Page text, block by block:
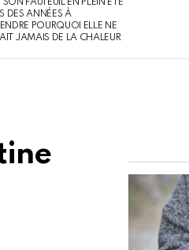
SON FAUTEUIL EN PLEIN ÉTÉ
DES ANNÉES À
POURQUOI ELLE NE
JAMAIS DE LA CHALEUR